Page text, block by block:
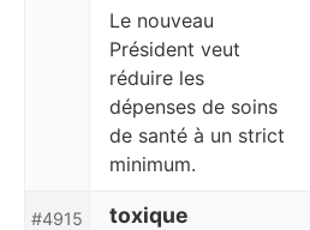
Le nouveau
Président veut
réduire les
dépenses de soins
de santé à un strict
minimum.
#4915 toxique